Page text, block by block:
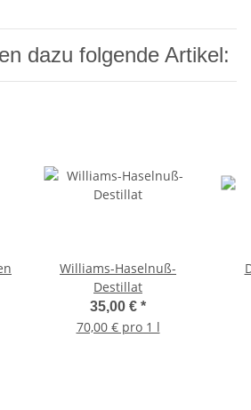
dazu folgende Artikel:
Williams-Haselnuß-
Destillat
35,00 € *
70,00 € pro 1 l